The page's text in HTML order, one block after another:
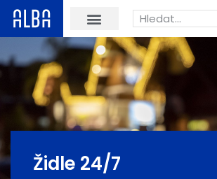
Židle 24/7